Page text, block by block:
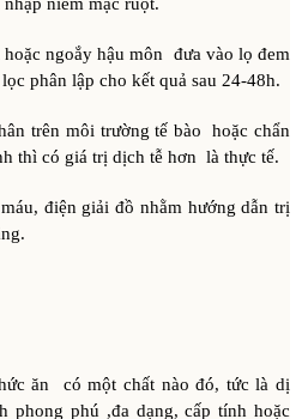
ngoắy hậu môn đưa vào lọ đem
phân lập cho kết quả sau 24-48h.
trên môi trường tế bào hoặc chẩn
thì có giá trị dịch tễ hơn là thực tế.
điện giải đồ nhằm hướng dẫn trị
ăn có một chất nào đó, tức là dị
phong phú ,đa dạng, cấp tính hoặc